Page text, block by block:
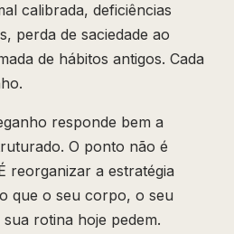
calibrada, deficiências
perda de saciedade ao
de hábitos antigos. Cada
responde bem a
O ponto não é
reorganizar a estratégia
que o seu corpo, o seu
rotina hoje pedem.